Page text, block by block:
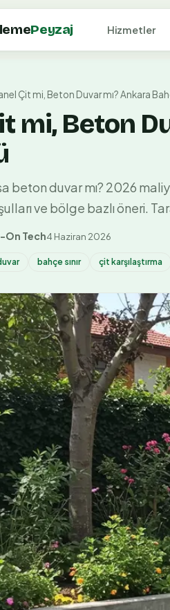
Peyzaj Hizmetler
Çit mi, Beton Duvar mı? Ankara
mi, Beton
beton duvar mı? 2026
ve bölge bazlı öneri.
On Tech4 Haziran 2026
bahçe sınır çit karşılaştırma